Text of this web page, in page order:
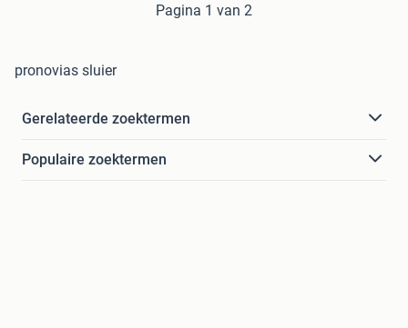
Pagina 1 van 2
pronovias sluier
Gerelateerde zoektermen
Populaire zoektermen